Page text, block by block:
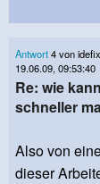
Antwort4 von
19.06.09, 09:53:40
Re: wie
schneller
Also von
dieser